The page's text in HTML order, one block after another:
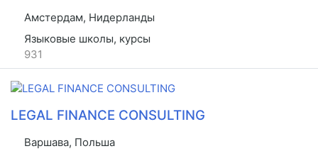
Амстердам, Нидерланды
Языковые школы, курсы
931
LEGAL FINANCE CONSULTING
Варшава, Польша